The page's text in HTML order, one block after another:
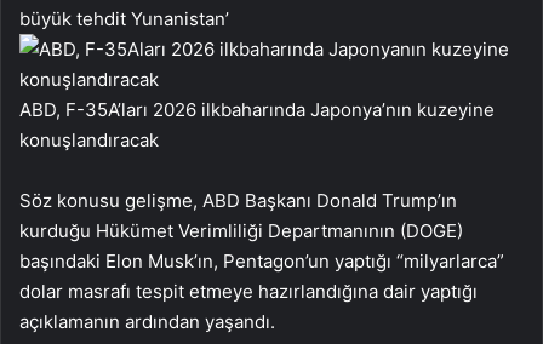
büyük tehdit Yunanistan’
ABD, F-35A’ları 2026 ilkbaharında Japonya’nın kuzeyine
konuşlandıracak
Söz konusu gelişme, ABD Başkanı Donald Trump’ın
kurduğu Hükümet Verimliliği Departmanının (DOGE)
başındaki Elon Musk’ın, Pentagon’un yaptığı “milyarlarca”
dolar masrafı tespit etmeye hazırlandığına dair yaptığı
açıklamanın ardından yaşandı.